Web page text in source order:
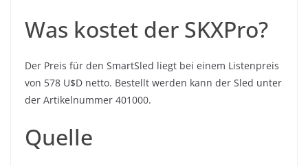
Was kostet der SKXPro?
Der Preis für den SmartSled liegt bei einem Listenpreis
von 578 U$D netto. Bestellt werden kann der Sled unter
der Artikelnummer 401000.
Quelle